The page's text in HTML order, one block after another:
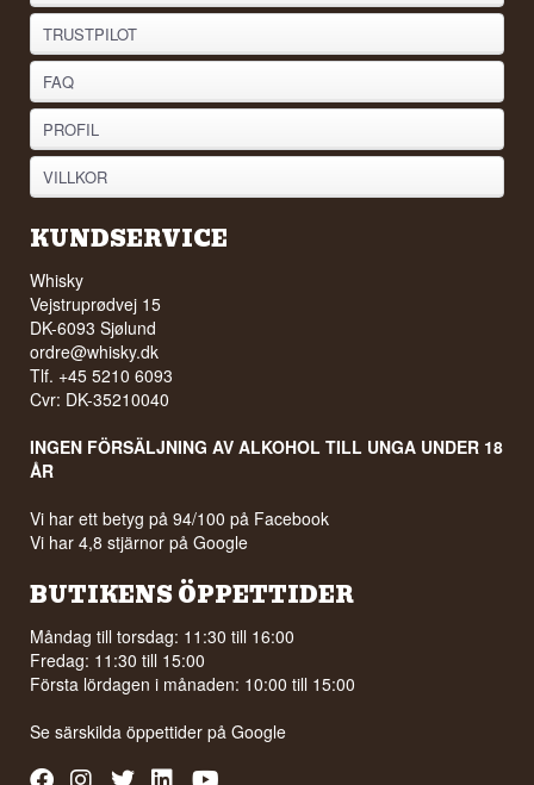
TRUSTPILOT
FAQ
PROFIL
VILLKOR
KUNDSERVICE
Whisky
Vejstruprødvej 15
DK-6093 Sjølund
ordre@whisky.dk
Tlf. +45 5210 6093
Cvr: DK-35210040
INGEN FÖRSÄLJNING AV ALKOHOL TILL UNGA UNDER 18
ÅR
Vi har ett betyg på 94/100 på Facebook
Vi har 4,8 stjärnor på Google
BUTIKENS ÖPPETTIDER
Måndag till torsdag: 11:30 till 16:00
Fredag: 11:30 till 15:00
Första lördagen i månaden: 10:00 till 15:00
Se särskilda öppettider påGoogle